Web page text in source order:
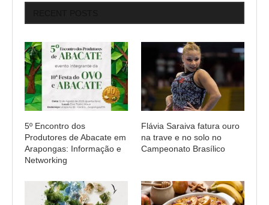
5º Encontro dos
Produtores de Abacate em
Arapongas: Informação e
Networking
Flávia Saraiva fatura ouro
na trave e no solo no
Campeonato Brasílico